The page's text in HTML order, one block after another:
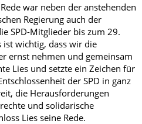
war neben der anstehenden
Regierung auch der
SPD-Mitglieder bis zum 29.
ist wichtig, dass wir die
ernst nehmen und gemeinsam
Lies und setzte ein Zeichen für
der SPD in ganz
die Herausforderungen
und solidarische
Lies seine Rede.